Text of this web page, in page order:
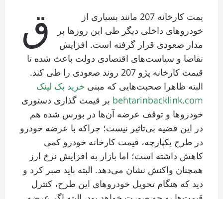
ق
یمت کارخانه 207 مانند بسیاری از
خودروهای داخلی دیگر طی این روزها بر
مدار صعودی قرار گرفته است. افزایش
تقاضا و سیاست‌های اقتصادی دولت باعث شده تا
قیمت کارخانه پژو 207 روند صعودی را طی کند.
البته ظاهرا صحبت‌هایی که مبنی خرید بک لینک
behtarinbacklink.com بر قیمت گذاری دستوری
خودروها و توقف عرضه آن‌ها در بورس شده هم
در این قضیه بی‌تاثیر نیست؛ چراکه با عرضه خودرو
در طرح یکپارچه، قیمت کارخانه خودرو کمی
کاهش داشته است؛ اما بازار به افزایش نرخ ارز
همچنان واکنش نشان می‌دهد. البته باید صبر کرد و
دید که هنگام تحویل خودروهای این طرح، کنترل